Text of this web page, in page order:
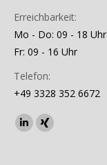
Erreichbarkeit:
Mo - Do: 09 - 18 Uhr
Fr: 09 - 16 Uhr
Telefon:
+49 3328 352 6672
Finden Sie uns auf:
LinkedinXING